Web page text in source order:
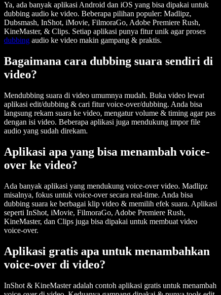
Ya, ada banyak aplikasi Android dan iOS yang bisa dipakai untuk
dubbing audio ke video. Beberapa pilihan populer: Madlipz,
Dubsmash, InShot, iMovie, FilmoraGo, Adobe Premiere Rush,
KineMaster, & Clips. Setiap aplikasi punya fitur unik agar proses
dubbing audio ke video makin gampang & praktis.
Bagaimana cara dubbing suara sendiri di
video?
Mendubbing suara di video umumnya mudah. Buka video lewat
aplikasi edit/dubbing & cari fitur voice-over/dubbing. Anda bisa
langsung rekam suara ke video, mengatur volume & timing agar pas
dengan isi video. Beberapa aplikasi juga mendukung impor file
audio yang sudah direkam.
Aplikasi apa yang bisa menambah voice-
over ke video?
Ada banyak aplikasi yang mendukung voice-over video. Madlipz
misalnya, fokus untuk voice-over secara real-time. Anda bisa
dubbing suara ke berbagai klip video & memilih efek suara. Aplikasi
seperti InShot, iMovie, FilmoraGo, Adobe Premiere Rush,
KineMaster, dan Clips juga bisa dipakai untuk membuat video
voice-over.
Aplikasi gratis apa untuk menambahkan
voice-over di video?
InShot & KineMaster adalah contoh aplikasi gratis untuk menambah